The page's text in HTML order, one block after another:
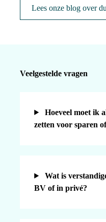
Lees onze blog over
Veelgestelde vragen
Hoeveel moet ik
zetten voor sparen
Wat is
BV of in privé?